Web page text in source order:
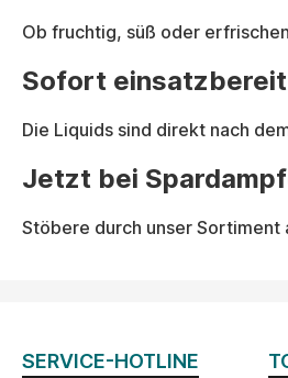
Ob fruchtig, süß oder
Sofort einsatzbereit
Die Liquids sind direkt nach
Jetzt bei
Stöbere durch unser Sortiment
SERVICE-HOTLINE